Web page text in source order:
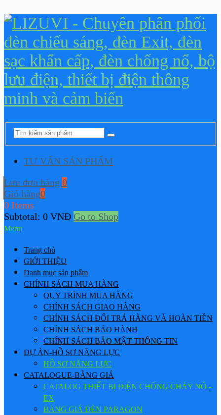
TƯ VẤN SẢN PHẨM
Lưu đơn hàng 0
Giỏ hàng0
0 Items
Subtotal: 0 VNĐ Go to Shop
Menu
Trang chủ
GIỚI THIỆU
Danh mục sản phẩm
CHÍNH SÁCH MUA HÀNG
QUY TRÌNH MUA HÀNG
CHÍNH SÁCH GIAO HÀNG
CHÍNH SÁCH ĐỔI TRẢ HÀNG VÀ HOÀN TIỀN
CHÍNH SÁCH BẢO HÀNH
CHÍNH SÁCH BẢO MẬT THÔNG TIN
DỰ ÁN-HỒ SƠ NĂNG LỰC
HỒ SƠ NĂNG LỰC
CATALOGUE-BẢNG GIÁ
CATALOG THIẾT BỊ ĐIỆN CHỐNG CHÁY NỔ -
EX
BẢNG GIÁ ĐÈN PARAGON